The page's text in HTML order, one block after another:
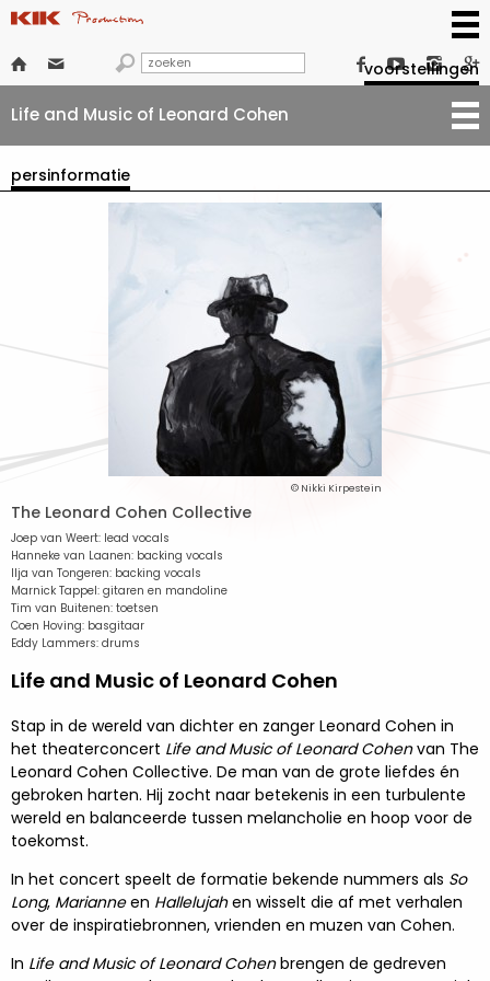
      
voorstellingen
Life and Music of Leonard Cohen
persinformatie
© Nikki Kirpestein
The Leonard Cohen Collective
Joep van Weert: lead vocals
Hanneke van Laanen: backing vocals
Ilja van Tongeren: backing vocals
Marnick Tappel: gitaren en mandoline
Tim van Buitenen: toetsen
Coen Hoving: basgitaar
Eddy Lammers: drums
Life and Music of Leonard Cohen
Stap in de wereld van dichter en zanger Leonard Cohen in
het theaterconcert Life and Music of Leonard Cohenvan The
Leonard Cohen Collective. De man van de grote liefdes én
gebroken harten. Hij zocht naar betekenis in een turbulente
wereld en balanceerde tussen melancholie en hoop voor de
toekomst.
In het concert speelt de formatie bekende nummers als So
Long, Marianneen Hallelujahen wisselt die af met verhalen
over de inspiratiebronnen, vrienden en muzen van Cohen.
In Life and Music of Leonard Cohenbrengen de gedreven